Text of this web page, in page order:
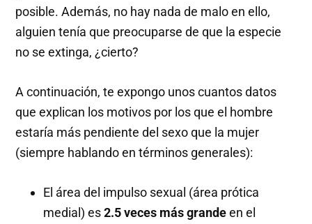
posible. Además, no hay nada de malo en ello,
alguien tenía que preocuparse de que la especie
no se extinga, ¿cierto?
A continuación, te expongo unos cuantos datos
que explican los motivos por los que el hombre
estaría más pendiente del sexo que la mujer
(siempre hablando en términos generales):
El área del impulso sexual (área prótica
medial) es2.5 veces más grandeen el